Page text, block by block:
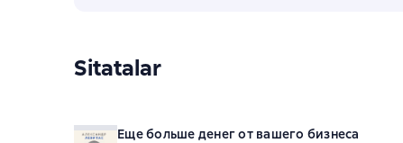
Sitatalar
Еще больше денег от вашего бизнеса